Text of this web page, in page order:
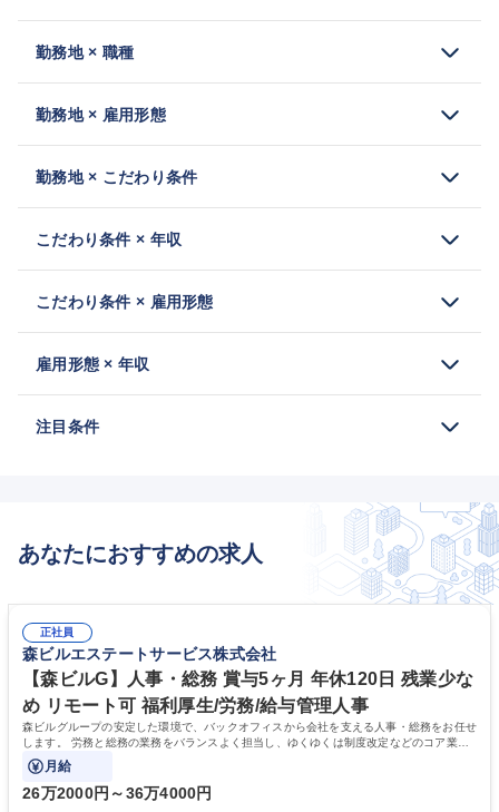
勤務地 × 職種
勤務地 × 雇用形態
勤務地 × こだわり条件
こだわり条件 × 年収
こだわり条件 × 雇用形態
雇用形態 × 年収
注目条件
あなたにおすすめの求人
正社員
森ビルエステートサービス株式会社
【森ビルG】人事・総務 賞与5ヶ月 年休120日 残業少な
め リモート可 福利厚生/労務/給与管理人事
森ビルグループの安定した環境で、バックオフィスから会社を支える人事・総務をお任せ
します。 労務と総務の業務をバランスよく担当し、ゆくゆくは制度改定などのコア業務
にも挑戦できる、やりがいある環境です。
月給
26万2000円～36万4000円